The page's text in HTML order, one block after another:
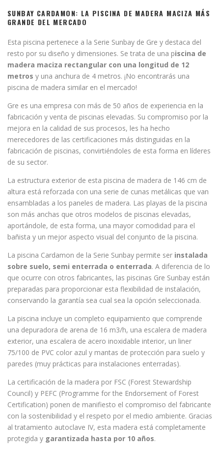
SUNBAY CARDAMON: LA PISCINA DE MADERA MACIZA MÁS
GRANDE DEL MERCADO
Esta piscina pertenece a la Serie Sunbay de Gre y destaca del
resto por su diseño y dimensiones. Se trata de una piscina de
madera maciza rectangular con una longitud de 12
metros y una anchura de 4 metros. ¡No encontrarás una
piscina de madera similar en el mercado!
Gre es una empresa con más de 50 años de experiencia en la
fabricación y venta de piscinas elevadas. Su compromiso por la
mejora en la calidad de sus procesos, les ha hecho
merecedores de las certificaciones más distinguidas en la
fabricación de piscinas, convirtiéndoles de esta forma en líderes
de su sector.
La estructura exterior de esta piscina de madera de 146 cm de
altura está reforzada con una serie de cunas metálicas que van
ensambladas a los paneles de madera. Las playas de la piscina
son más anchas que otros modelos de piscinas elevadas,
aportándole, de esta forma, una mayor comodidad para el
bañista y un mejor aspecto visual del conjunto de la piscina.
La piscina Cardamon de la Serie Sunbay permite ser instalada
sobre suelo, semi enterrada o enterrada. A diferencia de lo
que ocurre con otros fabricantes, las piscinas Gre Sunbay están
preparadas para proporcionar esta flexibilidad de instalación,
conservando la garantía sea cual sea la opción seleccionada.
La piscina incluye un completo equipamiento que comprende
una depuradora de arena de 16 m3/h, una escalera de madera
exterior, una escalera de acero inoxidable interior, un liner
75/100 de PVC color azul y mantas de protección para suelo y
paredes (muy prácticas para instalaciones enterradas).
La certificación de la madera por FSC (Forest Stewardship
Council) y PEFC (Programme for the Endorsement of Forest
Certification) ponen de manifiesto el compromiso del fabricante
con la sostenibilidad y el respeto por el medio ambiente. Gracias
al tratamiento autoclave IV, esta madera está completamente
protegida y garantizada hasta por 10 años.